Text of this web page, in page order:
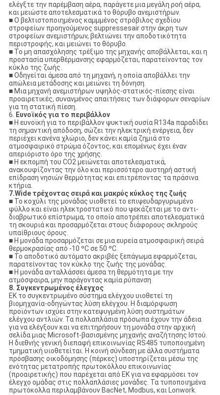
ελέγξτε την παρέμβαση αέρα, παράγετε μια μεγάλη ροή αέρα,
και μειώστε αποτελεσματικά το θόρυβο ανεμιστήρων.
■ Ο βελτιστοποιημένος καμμμένος στρόβιλος σχεδίου
στροφείων προηγούμενος suppressesair στην άκρη των
στροφείων ανεμιστήρων, βελτιώνει την αποδοτικότητα
περιστροφής, και μειώνει το θόρυβο.
■ Το μη απασχόλησης τρέξιμο της μηχανής αποβάλλεται, και η
προστασία υπερθέρμανσης εφαρμόζεται, παρατείνοντας τον
κύκλο της ζωής.
■ Οδηγείται άμεσα από τη μηχανή, η οποία αποβάλλει την
απώλεια μετάδοσης και μειώνει τη δόνηση.
■ Μια μηχανή ανεμιστήρων υψηλός-στατικός-πίεσης είναι
προαιρετικές, συνανμένος απαιτήσεις των διάφορων σεναρίων
για τη στατική πίεση.
6.
Ευνοϊκός για το περιβάλλον
■ Η ευνοϊκή για το περιβάλλον ψυκτική ουσία R134a παραδίδει
τη σημαντική απόδοση, σώζει την ηλεκτρική ενέργεια, δεν
περιέχει κανένα χλώριο, δεν κάνει καμία ζημιά στο
ατμοσφαιρικό στρώμα όζοντος, και επομένως έχει έναν
απεριόριστο όρο της χρήσης.
■ Η εκπομπή του CO2 μειώνεται αποτελεσματικά,
ανακουφίζοντας την όλο και περισσότερο αυστηρή αστική
επίδραση νησιών θερμότητας και επιτρέποντας τα πράσινα
κτήρια.
7.Wide τρέχοντας σειρά και μακρύς κύκλος της ζωής
■ Το κοχύλι της μονάδας υιοθετεί το επιψευδαργυρωμένο
φύλλο και είναι ηλεκτροστατικό που ψεκάζεται με το αντι-
διαβρωτικό επίστρωμα, το οποίο αποτρέπει αποτελεσματικά
τη σκουριά και προσαρμόζεται στους διάφορους σκληρούς
υπαίθριους όρους.
■ Η μονάδα προσαρμόζεται σε μια ευρεία ατμοσφαιρική σειρά
θερμοκρασίας από -10 ºC σε 50 ºC.
■ Το αποδοτικό αυτόματο ακριβές ξεπάγωμα εφαρμόζεται,
παρατείνοντας τον κύκλο της ζωής της μονάδας.
■ Η μονάδα ανταλλάσσει άμεσα τη θερμότητα με την
ατμόσφαιρα, μην παράγοντας καμία ρύπανση
8. Συγκεντρωμένος έλεγχος
EK το συγκεντρωμένο σύστημα ελέγχου υιοθετεί τη
βιομηχανία-οδηγώντας λύση ελέγχου. Η διαμόρφωση
προϊόντων ισχύει στην κατεψυγμένη λύση συστημάτων
ελέγχου αντλιών. Τα πολλαπλάσια πρόσωπα έχουν την άδεια
για να ελέγξουν και να επιτηρήσουν τη μονάδα στην αρχική
σελίδα μιας Microsoft-βασισμένης μηχανής αναζήτησης Ιστού.
Η διεθνής γενική διεπαφή επικοινωνίας RS485 τυποποιημένη
τμηματική υιοθετείται. Η κοινή σύνδεση με άλλα συστήματα
πρόσβασης οικοδόμησης (πέρκες) υποστηρίζεται μέσω της
ενότητας μετατροπής πρωτοκόλλου επικοινωνίας
(προαιρετικής) που παρέχεται από EK για να εφαρμόσει τον
έλεγχο ομάδας στις πολλαπλάσιες μονάδες. Τα τυποποιημένα
πρωτόκολλα περιλαμβάνουν BacNet, Modbus, και Lonwork.